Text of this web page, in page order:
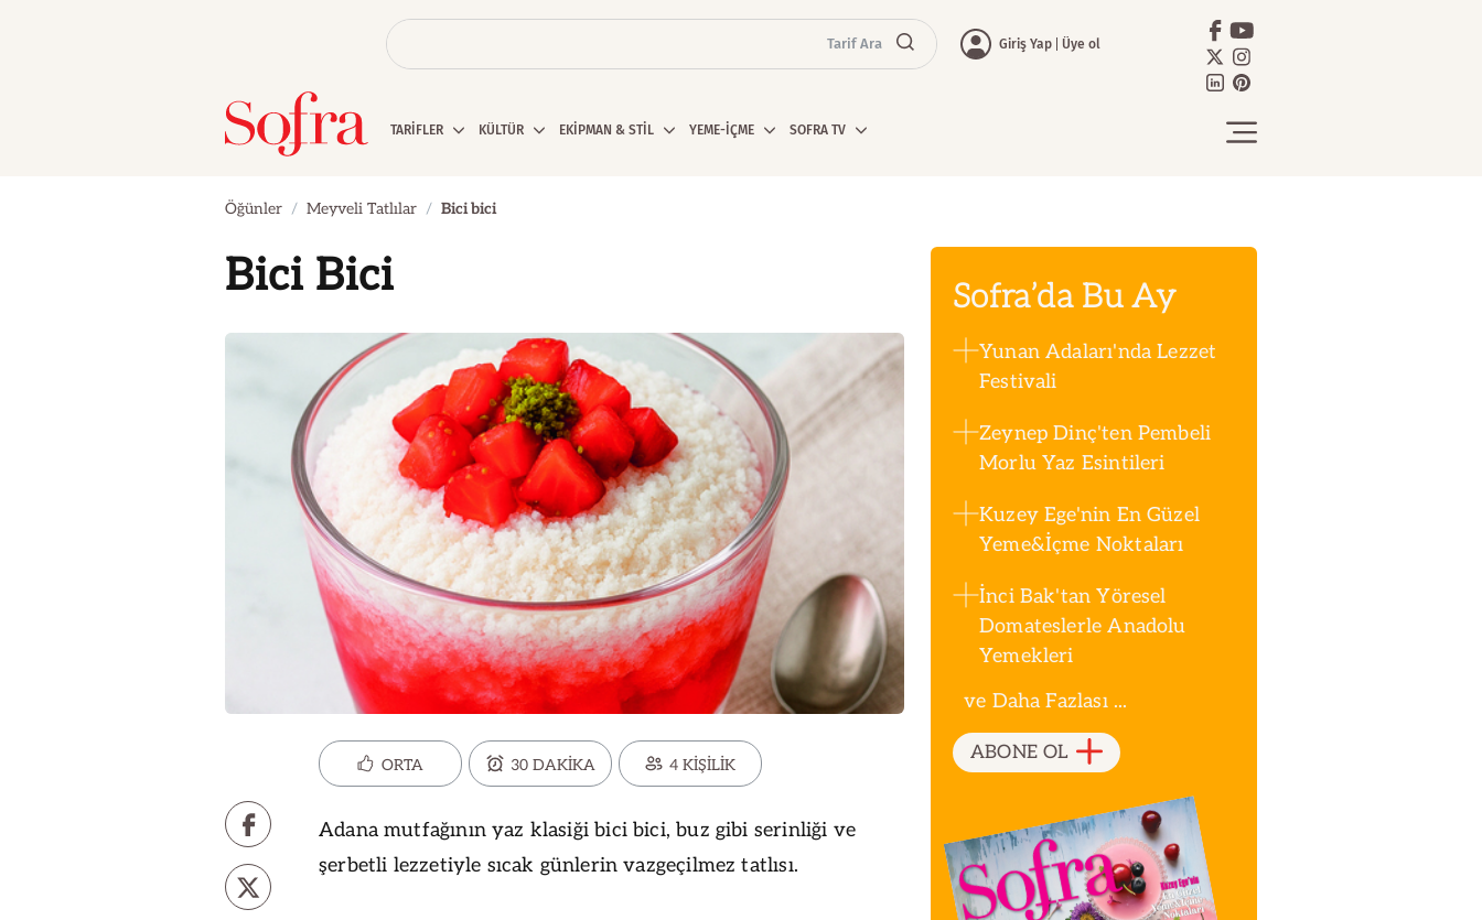
Tarif Ara Giriş Yap Üye ol
TARİFLER KÜLTÜR EKİPMAN & STİL YEME-İÇME SOFRA TV
Öğünler Meyveli Tatlılar Bici bici
Bici Bici
ORTA 30 DAKİKA 4 KİŞİLİK
Adana mutfağının yaz klasiği bici bici, buz gibi serinliği ve
şerbetli lezzetiyle sıcak günlerin vazgeçilmez tatlısı.
Sofra’da Bu Ay
Yunan Adaları'nda Lezzet
Festivali
Zeynep Dinç'ten Pembeli
Morlu Yaz Esintileri
Kuzey Ege'nin En Güzel
Yeme&İçme Noktaları
İnci Bak'tan Yöresel
Domateslerle Anadolu
Yemekleri
ve Daha Fazlası ...
ABONE OL